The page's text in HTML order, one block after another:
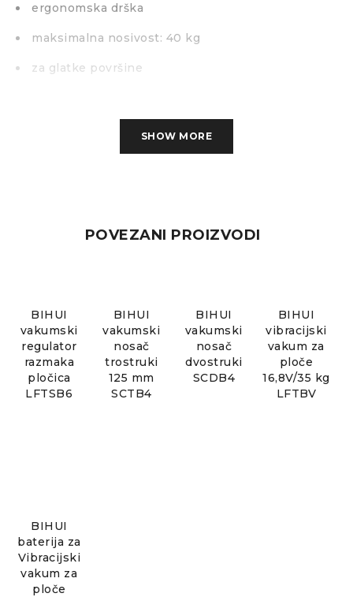
ergonomska drška
maksimalna nosivost: 40 kg
za glatke površine
SHOW MORE
POVEZANI PROIZVODI
BIHUI
vakumski
regulator
razmaka
pločica
LFTSB6
BIHUI
vakumski
nosač
trostruki
125 mm
SCTB4
BIHUI
vakumski
nosač
dvostruki
SCDB4
BIHUI
vibracijski
vakum za
ploče
16,8V/35 kg
LFTBV
BIHUI
baterija za
Vibracijski
vakum za
ploče